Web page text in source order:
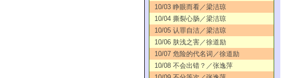
10/03 睁眼而看／梁洁琼
10/04 撕裂心肠／梁洁琼
10/05 认罪自洁／梁洁琼
10/06 肤浅之害／徐道励
10/07 危险的代名词／徐道励
10/08 不会出错？／张逸萍